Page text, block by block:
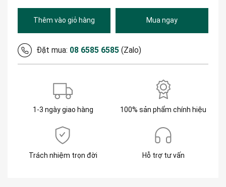
Thêm vào giỏ hàng Mua ngay
Đặt mua: 08 6585 6585 (Zalo)
1-3 ngày giao hàng 100% sản phẩm chính hiệu
Trách nhiệm trọn đời Hỗ trợ tư vấn